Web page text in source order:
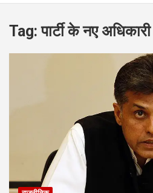
Tag:पार्टी के नए अधिकारी